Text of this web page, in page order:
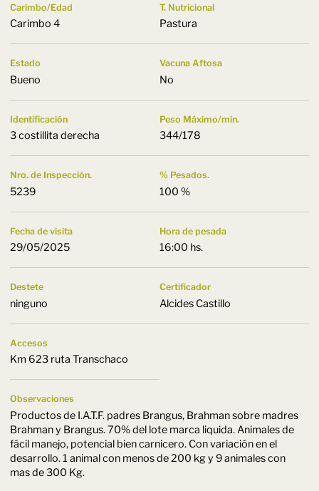
Carimbo/Edad
Carimbo 4
T. Nutricional
Pastura
Estado
Bueno
Vacuna Aftosa
No
Identificación
3 costillita derecha
Peso Máximo/min.
344/178
Nro. de Inspección.
5239
% Pesados.
100 %
Fecha de visita
29/05/2025
Hora de pesada
16:00 hs.
Destete
ninguno
Certificador
Alcides Castillo
Accesos
Km 623 ruta Transchaco
Observaciones
Productos de I.A.T.F. padres Brangus, Brahman sobre madres
Brahman y Brangus. 70% del lote marca liquida. Animales de
fácil manejo, potencial bien carnicero. Con variación en el
desarrollo. 1 animal con menos de 200 kg y 9 animales con
mas de 300 Kg.